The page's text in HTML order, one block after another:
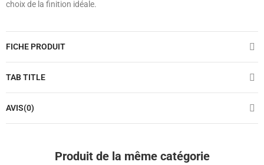
choix de la finition idéale.
FICHE PRODUIT
TAB TITLE
AVIS(0)
Produit de la même catégorie